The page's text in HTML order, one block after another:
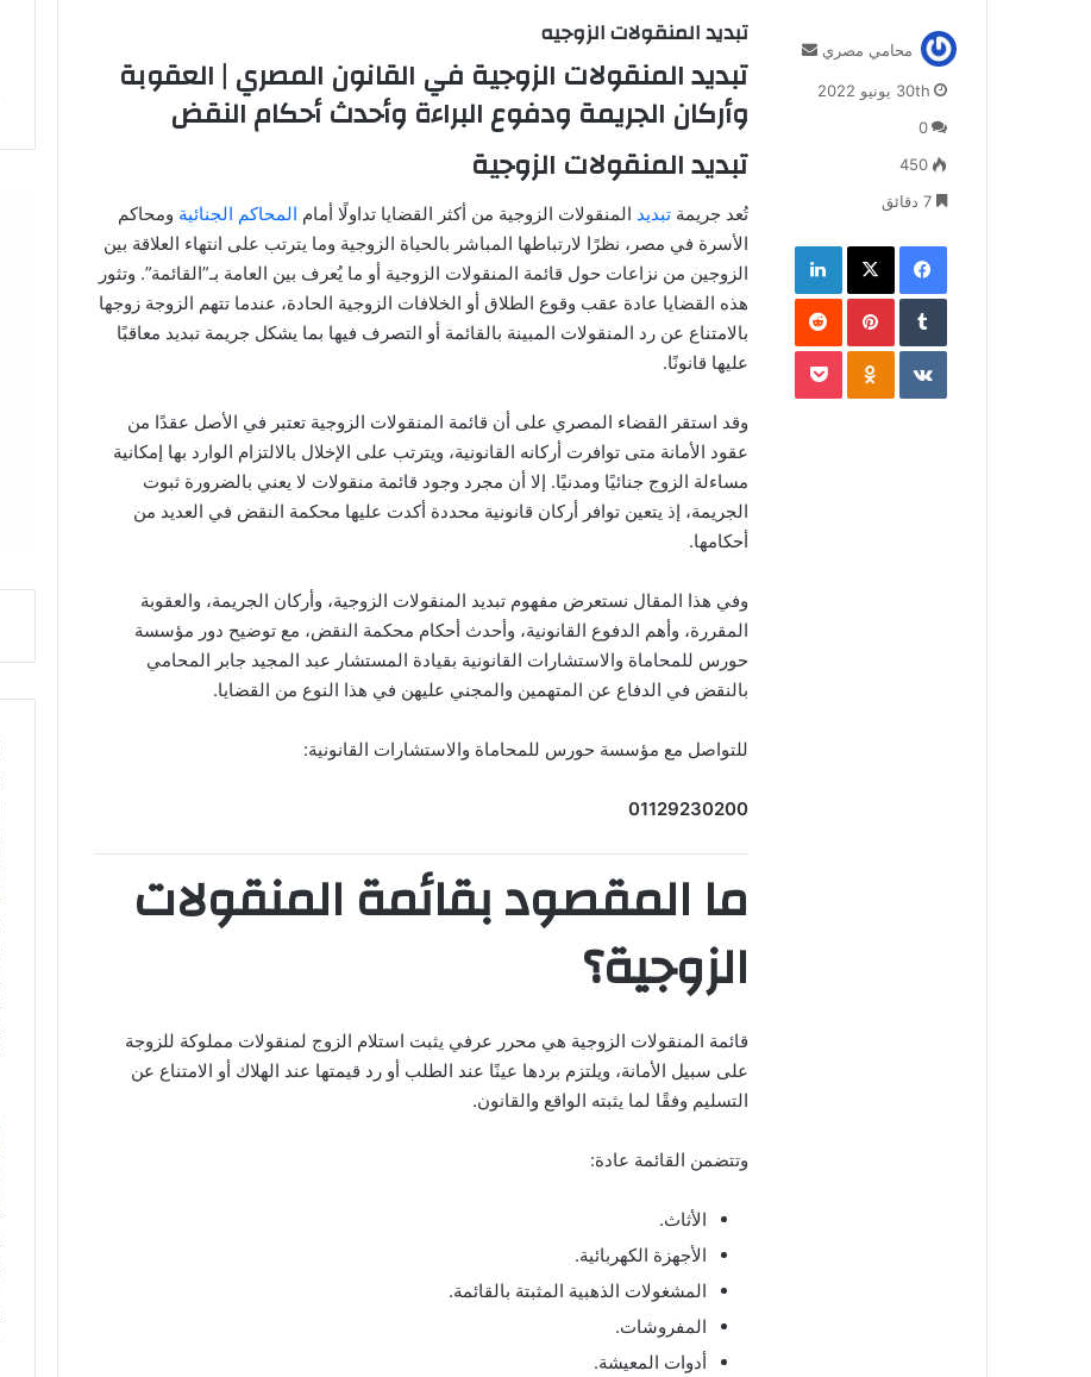
تبديد المنقولات الزوجيه
تبديد المنقولات الزوجية في القانون المصري | العقوبة
وأركان الجريمة ودفوع البراءة وأحدث أحكام النقض
تبديد المنقولات الزوجية
تُعد جريمة تبديد المنقولات الزوجية من أكثر القضايا تداولًا أمام المحاكم الجنائية ومحاكم
الأسرة في مصر، نظرًا لارتباطها المباشر بالحياة الزوجية وما يترتب على انتهاء العلاقة بين
الزوجين من نزاعات حول قائمة المنقولات الزوجية أو ما يُعرف بين العامة بـ”القائمة”. وتثور
هذه القضايا عادة عقب وقوع الطلاق أو الخلافات الزوجية الحادة، عندما تتهم الزوجة زوجها
بالامتناع عن رد المنقولات المبينة بالقائمة أو التصرف فيها بما يشكل جريمة تبديد معاقبًا
عليها قانونًا.
وقد استقر القضاء المصري على أن قائمة المنقولات الزوجية تعتبر في الأصل عقدًا من
عقود الأمانة متى توافرت أركانه القانونية، ويترتب على الإخلال بالالتزام الوارد بها إمكانية
مساءلة الزوج جنائيًا ومدنيًا. إلا أن مجرد وجود قائمة منقولات لا يعني بالضرورة ثبوت
الجريمة، إذ يتعين توافر أركان قانونية محددة أكدت عليها محكمة النقض في العديد من
أحكامها.
وفي هذا المقال نستعرض مفهوم تبديد المنقولات الزوجية، وأركان الجريمة، والعقوبة
المقررة، وأهم الدفوع القانونية، وأحدث أحكام محكمة النقض، مع توضيح دور مؤسسة
حورس للمحاماة والاستشارات القانونية بقيادة المستشار عبد المجيد جابر المحامي
بالنقض في الدفاع عن المتهمين والمجني عليهن في هذا النوع من القضايا.
للتواصل مع مؤسسة حورس للمحاماة والاستشارات القانونية:
01129230200
ما المقصود بقائمة المنقولات
الزوجية؟
قائمة المنقولات الزوجية هي محرر عرفي يثبت استلام الزوج لمنقولات مملوكة للزوجة
على سبيل الأمانة، ويلتزم بردها عينًا عند الطلب أو رد قيمتها عند الهلاك أو الامتناع عن
التسليم وفقًا لما يثبته الواقع والقانون.
وتتضمن القائمة عادة:
الأثاث.
الأجهزة الكهربائية.
المشغولات الذهبية المثبتة بالقائمة.
المفروشات.
أدوات المعيشة.
محامي مصري
ا
ل
ت
و
30th يونيو 2022
0
450
فيسبوك ‫X
‏Tumblr بينتيريست
‏VKontakte